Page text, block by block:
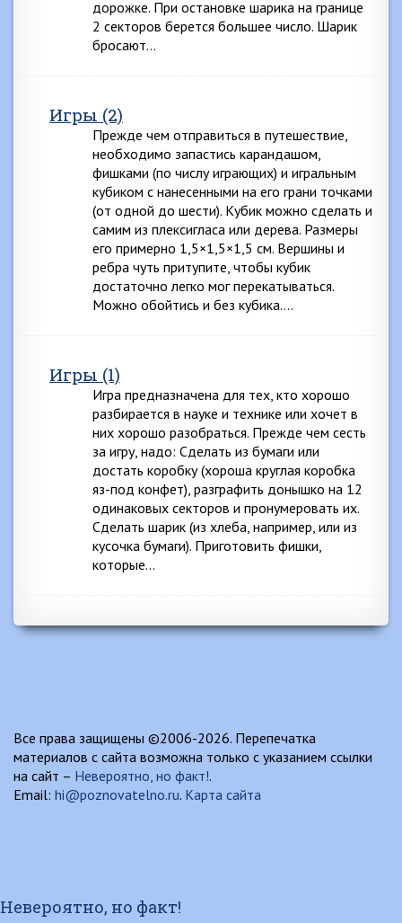
дорожке. При остановке шарика на границе
2 секторов берется большее число. Шарик
бросают…
Игры (2)
Прежде чем отправиться в путешествие,
необходимо запастись карандашом,
фишками (по числу играющих) и игральным
кубиком с нанесенными на его грани точками
(от одной до шести). Кубик можно сделать и
самим из плексигласа или дерева. Размеры
его примерно 1,5×1,5×1,5 см. Вершины и
ребра чуть притупите, чтобы кубик
достаточно легко мог перекатываться.
Можно обойтись и без кубика….
Игры (1)
Игра предназначена для тех, кто хорошо
разбирается в науке и технике или хочет в
них хорошо разобраться. Прежде чем сесть
за игру, надо: Сделать из бумаги или
достать коробку (хороша круглая коробка
яз-под конфет), разграфить донышко на 12
одинаковых секторов и пронумеровать их.
Сделать шарик (из хлеба, например, или из
кусочка бумаги). Приготовить фишки,
которые…
Все права защищены ©2006-2026. Перепечатка
материалов с сайта возможна только с указанием ссылки
на сайт – Невероятно, но факт!.
Email: hi@poznovatelno.ru. Карта сайта
Невероятно, но факт!